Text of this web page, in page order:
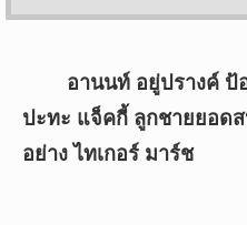
อานนท์ อยู่ปรางค์ ป้
ปะทะ แจ็คกี้ ลูกชายยอด
อย่าง ไทเกอร์ มาร์ช
24
2026
Sport,